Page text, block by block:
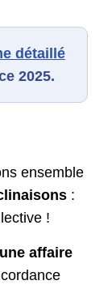
détaillé
2025.
ensemble
:
!
affaire